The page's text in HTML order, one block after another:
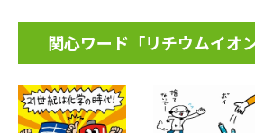
関心ワード「リチウムイオ